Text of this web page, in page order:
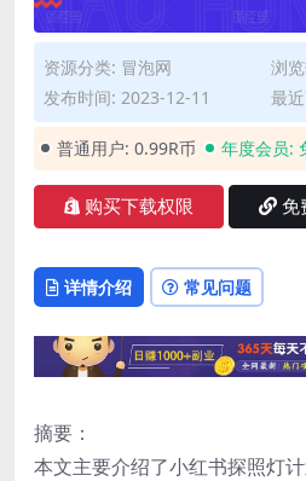
资源分类: 冒泡网
浏
发布时间: 2023-12-11
最
普通用户: 0.99R币 年度会员:
购买下载权限 免
详情介绍 常见问题
摘要：
本文主要介绍了小红书探照灯